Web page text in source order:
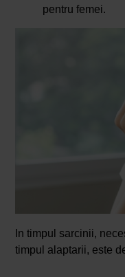
pentru femei.
In timpul sarcinii,
timpul alaptarii, este